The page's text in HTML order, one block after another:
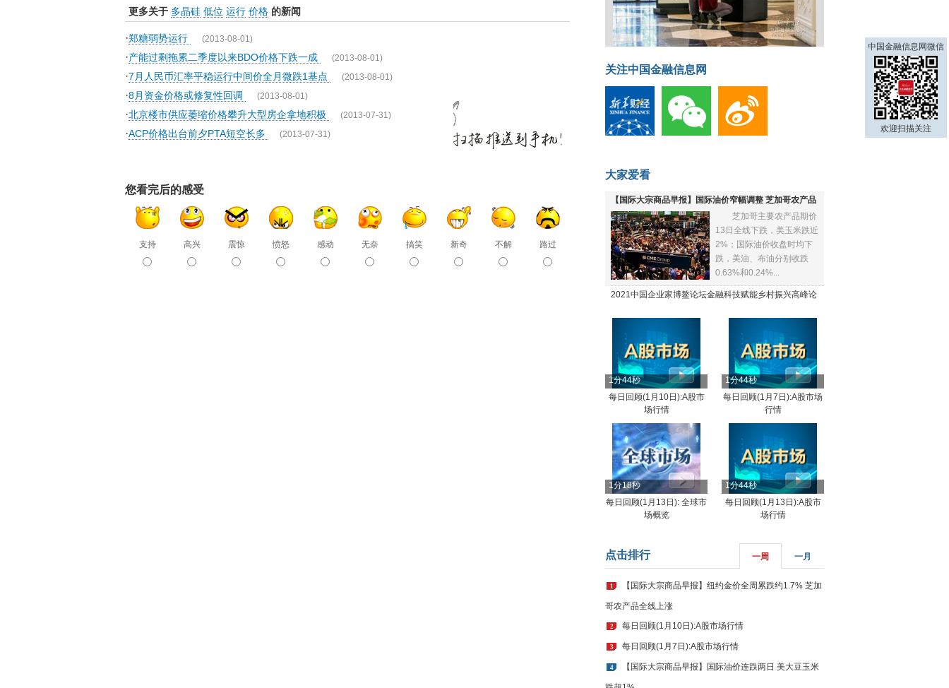
更多关于 多晶硅 低位 运行 价格 的新闻
·郑糖弱势运行 (2013-08-01)
·产能过剩拖累二季度以来BDO价格下跌一成 (2013-08-01)
·7月人民币汇率平稳运行中间价全月微跌1基点 (2013-08-01)
·8月资金价格或修复性回调 (2013-08-01)
·北京楼市供应萎缩价格攀升大型房企拿地积极 (2013-07-31)
·ACP价格出台前夕PTA短空长多 (2013-07-31)
您看完后的感受
支持 高兴 震惊 愤怒 感动 无奈 搞笑 新奇 不解 路过
菲律宾：防疫降级
关注中国金融信息网
大家爱看
【国际大宗商品早报】国际油价窄幅调整 芝加哥农产品
全线下跌
芝加哥主要农产品期价
13日全线下跌，美玉米跌近
2%；国际油价收盘时均下
跌，美油、布油分别收跌
0.63%和0.24%...
2021中国企业家博鳌论坛金融科技赋能乡村振兴高峰论
1分44秒
每日回顾(1月10日):A股市
场行情
1分44秒
每日回顾(1月7日):A股市场
行情
1分18秒
每日回顾(1月13日): 全球市
场概览
1分44秒
每日回顾(1月13日):A股市
场行情
点击排行 一周 一月
1 【国际大宗商品早报】纽约金价全周累跌约1.7% 芝加
哥农产品全线上涨
2 每日回顾(1月10日):A股市场行情
3 每日回顾(1月7日):A股市场行情
4 【国际大宗商品早报】国际油价连跌两日 美大豆玉米
中国金融信息网微信
欢迎扫描关注